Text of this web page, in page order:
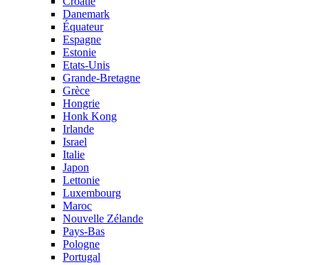
Danemark
Équateur
Espagne
Estonie
Etats-Unis
Grande-Bretagne
Grèce
Hongrie
Honk Kong
Irlande
Israel
Italie
Japon
Lettonie
Luxembourg
Maroc
Nouvelle Zélande
Pays-Bas
Pologne
Portugal